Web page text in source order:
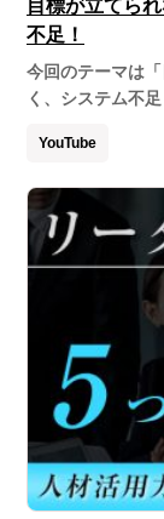
目標が立てら
不足！
今回のテーマは
く、システム不
YouTube